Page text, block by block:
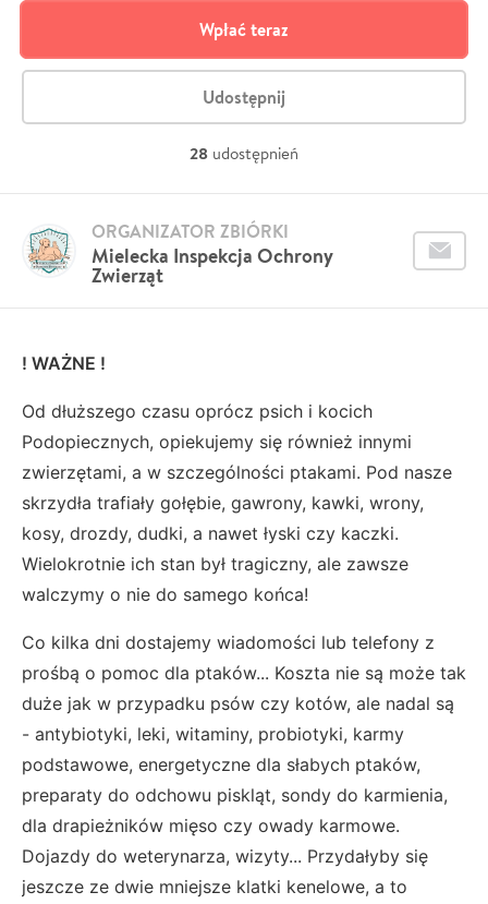
Wpłać teraz
Udostępnij
28 udostępnień
Mielecka Inspekcja Ochrony
Zwierząt
ORGANIZATOR ZBIÓRKI
! WAŻNE !
Od dłuższego czasu oprócz psich i kocich
Podopiecznych, opiekujemy się również innymi
zwierzętami, a w szczególności ptakami. Pod nasze
skrzydła trafiały gołębie, gawrony, kawki, wrony,
kosy, drozdy, dudki, a nawet łyski czy kaczki.
Wielokrotnie ich stan był tragiczny, ale zawsze
walczymy o nie do samego końca!
Co kilka dni dostajemy wiadomości lub telefony z
prośbą o pomoc dla ptaków... Koszta nie są może tak
duże jak w przypadku psów czy kotów, ale nadal są
- antybiotyki, leki, witaminy, probiotyki, karmy
podstawowe, energetyczne dla słabych ptaków,
preparaty do odchowu piskląt, sondy do karmienia,
dla drapieżników mięso czy owady karmowe.
Dojazdy do weterynarza, wizyty... Przydałyby się
jeszcze ze dwie mniejsze klatki kenelowe, a to